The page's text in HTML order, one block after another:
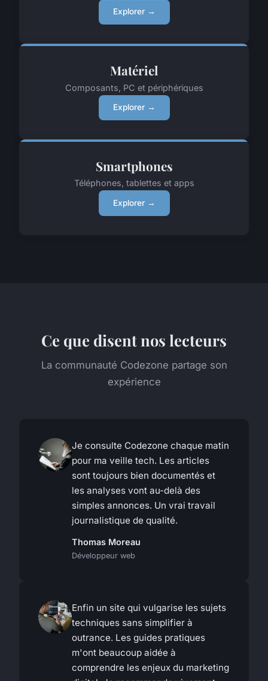
Explorer →
Matériel
Composants, PC et périphériques
Explorer →
Smartphones
Téléphones, tablettes et apps
Explorer →
Ce que disent nos lecteurs
La communauté Codezone partage son
expérience
Je consulte Codezone chaque matin
pour ma veille tech. Les articles
sont toujours bien documentés et
les analyses vont au-delà des
simples annonces. Un vrai travail
journalistique de qualité.
Thomas Moreau
Développeur web
Enfin un site qui vulgarise les sujets
techniques sans simplifier à
outrance. Les guides pratiques
m'ont beaucoup aidée à
comprendre les enjeux du marketing